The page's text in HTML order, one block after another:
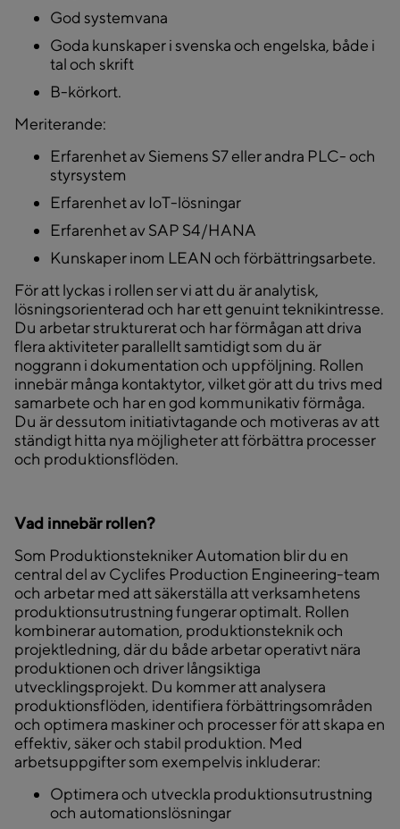
God systemvana
Goda kunskaper i svenska och engelska, både i
tal och skrift
B-körkort.
Meriterande:
Erfarenhet av Siemens S7 eller andra PLC- och
styrsystem
Erfarenhet av IoT-lösningar
Erfarenhet av SAP S4/HANA
Kunskaper inom LEAN och förbättringsarbete.
För att lyckas i rollen ser vi att du är analytisk,
lösningsorienterad och har ett genuint teknikintresse.
Du arbetar strukturerat och har förmågan att driva
flera aktiviteter parallellt samtidigt som du är
noggrann i dokumentation och uppföljning. Rollen
innebär många kontaktytor, vilket gör att du trivs med
samarbete och har en god kommunikativ förmåga.
Du är dessutom initiativtagande och motiveras av att
ständigt hitta nya möjligheter att förbättra processer
och produktionsflöden.
Vad innebär rollen?
Som Produktionstekniker Automation blir du en
central del av Cyclifes Production Engineering-team
och arbetar med att säkerställa att verksamhetens
produktionsutrustning fungerar optimalt. Rollen
kombinerar automation, produktionsteknik och
projektledning, där du både arbetar operativt nära
produktionen och driver långsiktiga
utvecklingsprojekt. Du kommer att analysera
produktionsflöden, identifiera förbättringsområden
och optimera maskiner och processer för att skapa en
effektiv, säker och stabil produktion. Med
arbetsuppgifter som exempelvis inkluderar:
Optimera och utveckla produktionsutrustning
och automationslösningar